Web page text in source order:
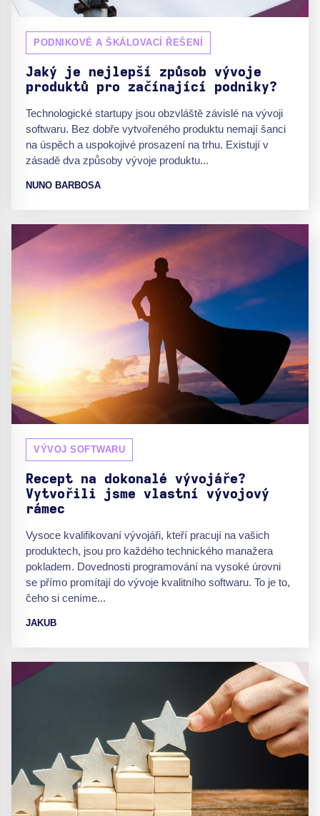
PODNIKOVÉ A ŠKÁLOVACÍ ŘEŠENÍ
Jaký je nejlepší způsob vývoje
produktů pro začínající podniky?
Technologické startupy jsou obzvláště závislé na vývoji
softwaru. Bez dobře vytvořeného produktu nemají šanci
na úspěch a uspokojivé prosazení na trhu. Existují v
zásadě dva způsoby vývoje produktu...
NUNO BARBOSA
VÝVOJ SOFTWARU
Recept na dokonalé vývojáře?
Vytvořili jsme vlastní vývojový
rámec
Vysoce kvalifikovaní vývojáři, kteří pracují na vašich
produktech, jsou pro každého technického manažera
pokladem. Dovednosti programování na vysoké úrovni
se přímo promítají do vývoje kvalitního softwaru. To je to,
čeho si ceníme...
JAKUB